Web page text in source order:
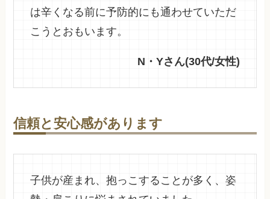
は辛くなる前に予防的にも通わせていただ
こうとおもいます。
N・Yさん(30代/女性)
信頼と安心感があります
子供が産まれ、抱っこすることが多く、姿